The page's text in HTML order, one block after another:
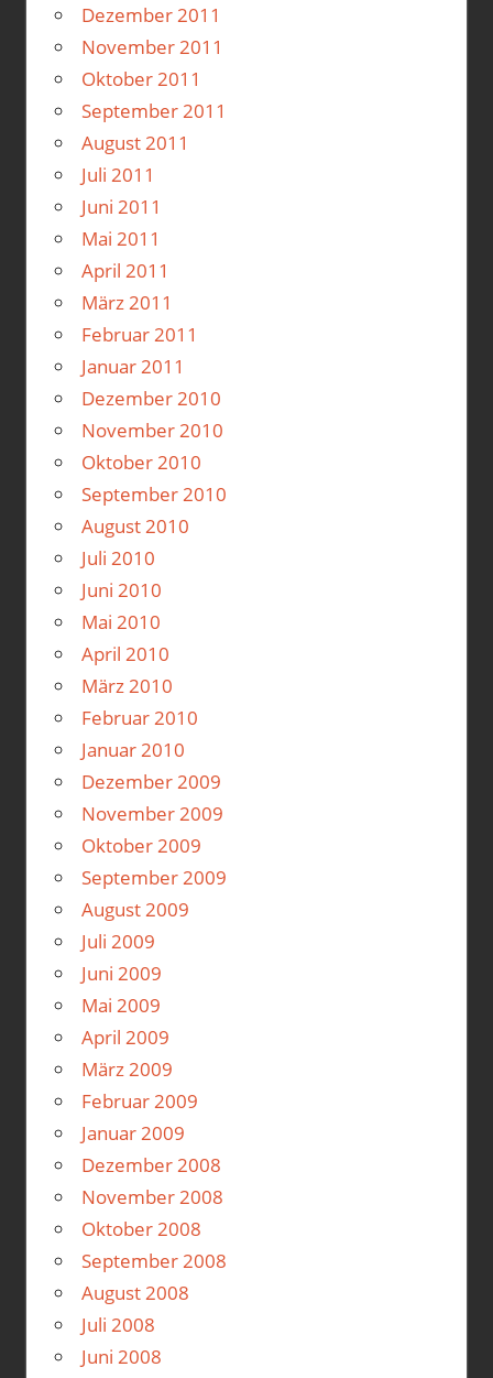
Dezember 2011
November 2011
Oktober 2011
September 2011
August 2011
Juli 2011
Juni 2011
Mai 2011
April 2011
März 2011
Februar 2011
Januar 2011
Dezember 2010
November 2010
Oktober 2010
September 2010
August 2010
Juli 2010
Juni 2010
Mai 2010
April 2010
März 2010
Februar 2010
Januar 2010
Dezember 2009
November 2009
Oktober 2009
September 2009
August 2009
Juli 2009
Juni 2009
Mai 2009
April 2009
März 2009
Februar 2009
Januar 2009
Dezember 2008
November 2008
Oktober 2008
September 2008
August 2008
Juli 2008
Juni 2008